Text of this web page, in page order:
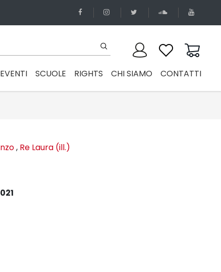
EVENTI SCUOLE RIGHTS CHI SIAMO CONTATTI
, Re Laura (ill.)